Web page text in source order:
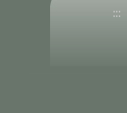
:::